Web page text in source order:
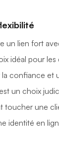
un lien fort
idéal pour les
la confiance et
un choix
toucher une
identité en